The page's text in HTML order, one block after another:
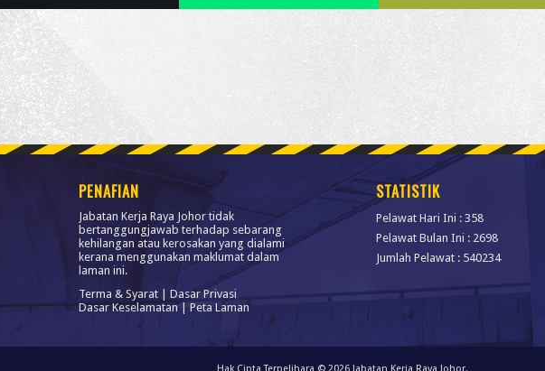
PENAFIAN
Jabatan Kerja Raya Johor tidak
bertanggungjawab terhadap sebarang
kehilangan atau kerosakan yang dialami
kerana menggunakan maklumat dalam
laman ini.
Terma & Syarat| Dasar Privasi
Dasar Keselamatan| Peta Laman
STATISTIK
Pelawat Hari Ini : 358
Pelawat Bulan Ini : 2698
Jumlah Pelawat : 540234